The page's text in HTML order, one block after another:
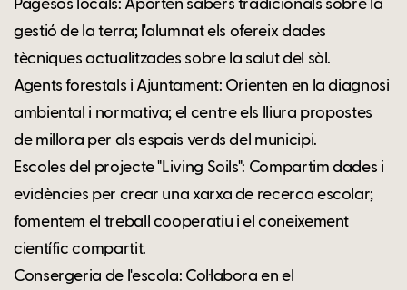
Pagesos locals: Aporten sabers tradicionals sobre la
gestió de la terra; l'alumnat els ofereix dades
tècniques actualitzades sobre la salut del sòl.
Agents forestals i Ajuntament: Orienten en la diagnosi
ambiental i normativa; el centre els lliura propostes
de millora per als espais verds del municipi.
Escoles del projecte "Living Soils": Compartim dades i
evidències per crear una xarxa de recerca escolar;
fomentem el treball cooperatiu i el coneixement
científic compartit.
Consergeria de l'escola: Col·labora en el